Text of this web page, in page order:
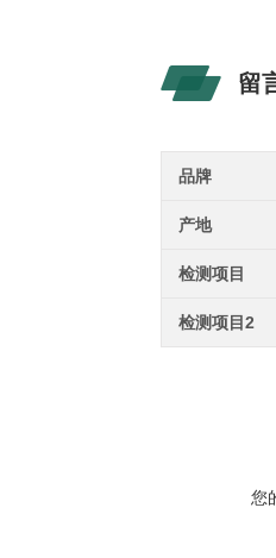
留
品牌
产地
检测项目
检测项目2
您